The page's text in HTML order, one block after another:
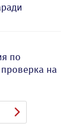
по
на